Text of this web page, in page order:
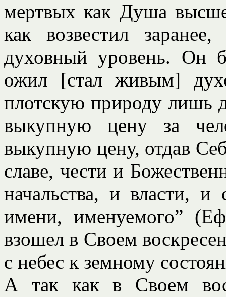
мертвых как Душа
как возвестил
духовный уровень. Он
ожил [стал живым]
плотскую природу лишь
выкупную цену за
выкупную цену, отдав
славе, чести и
начальства, и власти, и
имени, именуемого”
взошел в Своем
с небес к земному
А так как в Своем